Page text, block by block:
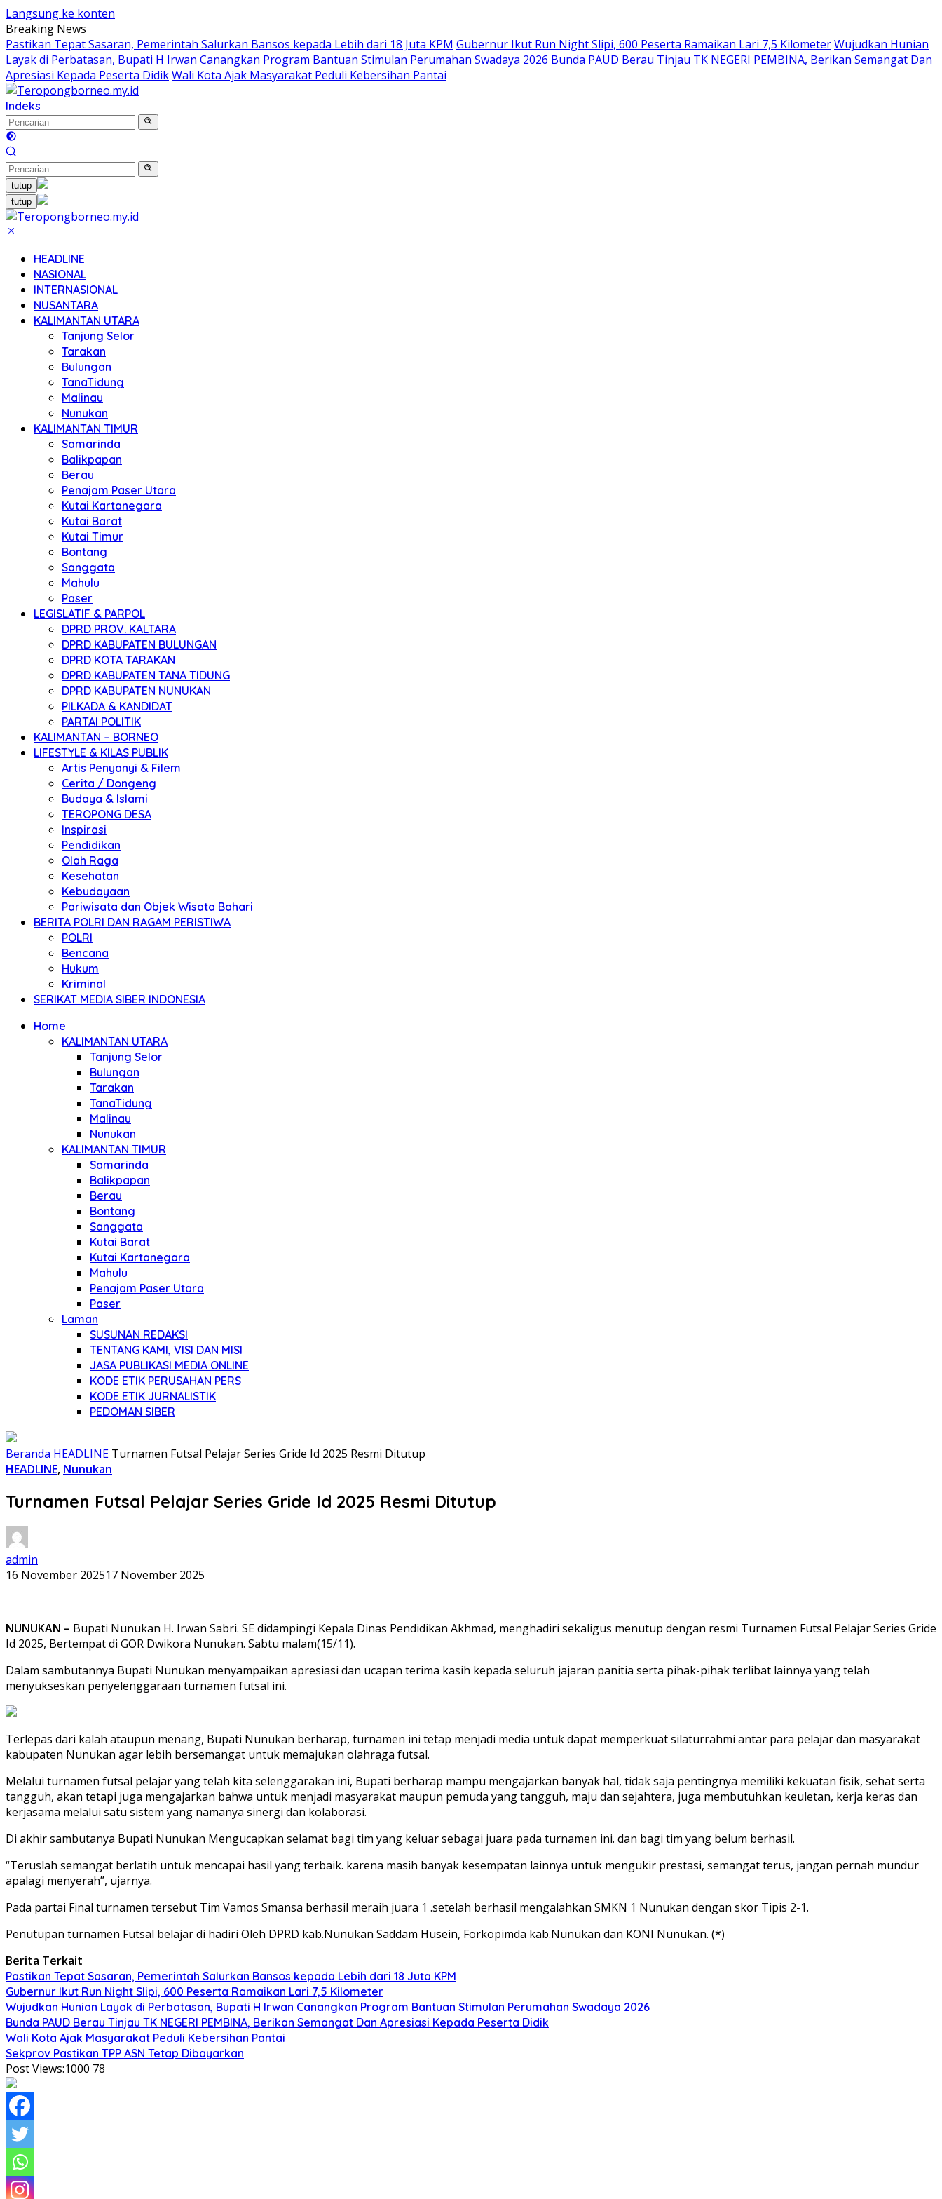
Langsung ke konten
Breaking News
Pastikan Tepat Sasaran, Pemerintah Salurkan Bansos kepada Lebih dari 18 Juta KPM Gubernur Ikut Run Night Slipi, 600 Peserta Ramaikan Lari 7,5 KilometerWujudkan Hunian
Layak di Perbatasan, Bupati H Irwan Canangkan Program Bantuan Stimulan Perumahan Swadaya 2026 Bunda PAUD Berau Tinjau TK NEGERI PEMBINA, Berikan Semangat Dan
Apresiasi Kepada Peserta DidikWali Kota Ajak Masyarakat Peduli Kebersihan Pantai
Indeks
tutup
tutup
HEADLINE
NASIONAL
INTERNASIONAL
NUSANTARA
KALIMANTAN UTARA
Tanjung Selor
Tarakan
Bulungan
TanaTidung
Malinau
Nunukan
KALIMANTAN TIMUR
Samarinda
Balikpapan
Berau
Penajam Paser Utara
Kutai Kartanegara
Kutai Barat
Kutai Timur
Bontang
Sanggata
Mahulu
Paser
LEGISLATIF & PARPOL
DPRD PROV. KALTARA
DPRD KABUPATEN BULUNGAN
DPRD KOTA TARAKAN
DPRD KABUPATEN TANA TIDUNG
DPRD KABUPATEN NUNUKAN
PILKADA & KANDIDAT
PARTAI POLITIK
KALIMANTAN – BORNEO
LIFESTYLE & KILAS PUBLIK
Artis Penyanyi & Filem
Cerita / Dongeng
Budaya & Islami
TEROPONG DESA
Inspirasi
Pendidikan
Olah Raga
Kesehatan
Kebudayaan
Pariwisata dan Objek Wisata Bahari
BERITA POLRI DAN RAGAM PERISTIWA
POLRI
Bencana
Hukum
Kriminal
SERIKAT MEDIA SIBER INDONESIA
Home
KALIMANTAN UTARA
Tanjung Selor
Bulungan
Tarakan
TanaTidung
Malinau
Nunukan
KALIMANTAN TIMUR
Samarinda
Balikpapan
Berau
Bontang
Sanggata
Kutai Barat
Kutai Kartanegara
Mahulu
Penajam Paser Utara
Paser
Laman
SUSUNAN REDAKSI
TENTANG KAMI, VISI DAN MISI
JASA PUBLIKASI MEDIA ONLINE
KODE ETIK PERUSAHAN PERS
KODE ETIK JURNALISTIK
PEDOMAN SIBER
Beranda HEADLINE Turnamen Futsal Pelajar Series Gride Id 2025 Resmi Ditutup
HEADLINE, Nunukan
Turnamen Futsal Pelajar Series Gride Id 2025 Resmi Ditutup
admin
16 November 202517 November 2025
NUNUKAN – Bupati Nunukan H. Irwan Sabri. SE didampingi Kepala Dinas Pendidikan Akhmad, menghadiri sekaligus menutup dengan resmi Turnamen Futsal Pelajar Series Gride
Id 2025, Bertempat di GOR Dwikora Nunukan. Sabtu malam(15/11).
Dalam sambutannya Bupati Nunukan menyampaikan apresiasi dan ucapan terima kasih kepada seluruh jajaran panitia serta pihak-pihak terlibat lainnya yang telah
menyukseskan penyelenggaraan turnamen futsal ini.
Terlepas dari kalah ataupun menang, Bupati Nunukan berharap, turnamen ini tetap menjadi media untuk dapat memperkuat silaturrahmi antar para pelajar dan masyarakat
kabupaten Nunukan agar lebih bersemangat untuk memajukan olahraga futsal.
Melalui turnamen futsal pelajar yang telah kita selenggarakan ini, Bupati berharap mampu mengajarkan banyak hal, tidak saja pentingnya memiliki kekuatan fisik, sehat serta
tangguh, akan tetapi juga mengajarkan bahwa untuk menjadi masyarakat maupun pemuda yang tangguh, maju dan sejahtera, juga membutuhkan keuletan, kerja keras dan
kerjasama melalui satu sistem yang namanya sinergi dan kolaborasi.
Di akhir sambutanya Bupati Nunukan Mengucapkan selamat bagi tim yang keluar sebagai juara pada turnamen ini. dan bagi tim yang belum berhasil.
“Teruslah semangat berlatih untuk mencapai hasil yang terbaik. karena masih banyak kesempatan lainnya untuk mengukir prestasi, semangat terus, jangan pernah mundur
apalagi menyerah”, ujarnya.
Pada partai Final turnamen tersebut Tim Vamos Smansa berhasil meraih juara 1 .setelah berhasil mengalahkan SMKN 1 Nunukan dengan skor Tipis 2-1.
Penutupan turnamen Futsal belajar di hadiri Oleh DPRD kab.Nunukan Saddam Husein, Forkopimda kab.Nunukan dan KONI Nunukan. (*)
Berita Terkait
Pastikan Tepat Sasaran, Pemerintah Salurkan Bansos kepada Lebih dari 18 Juta KPM
Gubernur Ikut Run Night Slipi, 600 Peserta Ramaikan Lari 7,5 Kilometer
Wujudkan Hunian Layak di Perbatasan, Bupati H Irwan Canangkan Program Bantuan Stimulan Perumahan Swadaya 2026
Bunda PAUD Berau Tinjau TK NEGERI PEMBINA, Berikan Semangat Dan Apresiasi Kepada Peserta Didik
Wali Kota Ajak Masyarakat Peduli Kebersihan Pantai
Sekprov Pastikan TPP ASN Tetap Dibayarkan
Post Views:1000 78